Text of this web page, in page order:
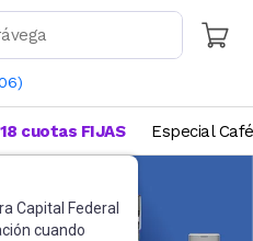
)
Capital Federal
cuando
18 cuotas FIJAS Especial Café